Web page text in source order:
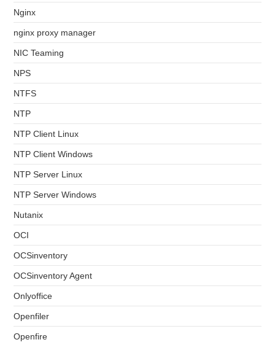
Nginx
nginx proxy manager
NIC Teaming
NPS
NTFS
NTP
NTP Client Linux
NTP Client Windows
NTP Server Linux
NTP Server Windows
Nutanix
OCI
OCSinventory
OCSinventory Agent
Onlyoffice
Openfiler
Openfire